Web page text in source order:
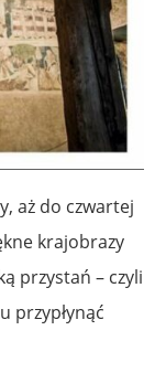
aż do czwartej
krajobrazy
przystań – czyli
przypłynąć